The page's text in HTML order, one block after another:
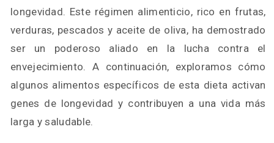
longevidad. Este régimen alimenticio, rico en frutas,
verduras, pescados y aceite de oliva, ha demostrado
ser un poderoso aliado en la lucha contra el
envejecimiento. A continuación, exploramos cómo
algunos alimentos específicos de esta dieta activan
genes de longevidad y contribuyen a una vida más
larga y saludable.